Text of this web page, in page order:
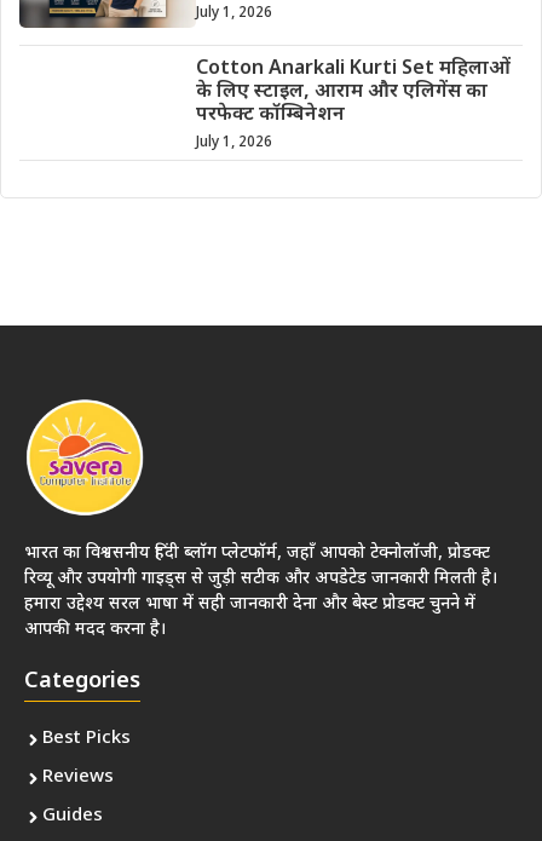
July 1, 2026
Cotton Anarkali Kurti Set महिलाओं
के लिए स्टाइल, आराम और एलिगेंस का
परफेक्ट कॉम्बिनेशन
July 1, 2026
भारत का विश्वसनीय हिंदी ब्लॉग प्लेटफॉर्म, जहाँ आपको टेक्नोलॉजी, प्रोडक्ट
रिव्यू और उपयोगी गाइड्स से जुड़ी सटीक और अपडेटेड जानकारी मिलती है।
हमारा उद्देश्य सरल भाषा में सही जानकारी देना और बेस्ट प्रोडक्ट चुनने में
आपकी मदद करना है।
Categories
Best Picks
Reviews
Guides